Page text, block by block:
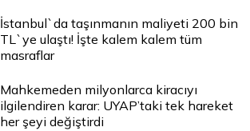
İstanbul`da taşınmanın maliyeti 200 bin
TL`ye ulaştı! İşte kalem kalem tüm
masraflar
Mahkemeden milyonlarca kiracıyı
ilgilendiren karar: UYAP’taki tek hareket
her şeyi değiştirdi